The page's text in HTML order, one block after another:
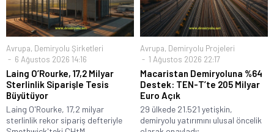
Avrupa, Demiryolu Şirketleri
6 Ağustos 2026 14:16
Laing O’Rourke, 17,2 Milyar
Sterlinlik Siparişle Tesis
Büyütüyor
Laing O'Rourke, 17,2 milyar
sterlinlik rekor sipariş defteriyle
Avrupa, Demiryolu Projeleri
1 Ağustos 2026 22:17
Macaristan Demiryoluna %64
Destek: TEN-T’te 205 Milyar
Euro Açık
29 ülkede 21.521 yetişkin,
demiryolu yatırımını ulusal öncelik